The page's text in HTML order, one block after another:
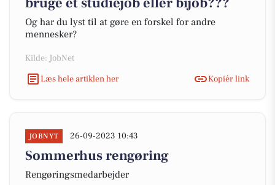
Og har du lyst til at gøre en forskel for andre
mennesker?
Kilde: JobNet
Læs hele artiklen her
Kopiér link
JOBNYT 26-09-2023 10:43
Sommerhus rengøring
Rengøringsmedarbejder